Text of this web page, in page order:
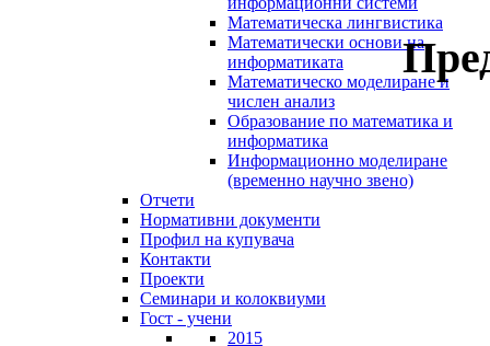
Математическа лингвистика
Математически основи на
информатиката
Математическо моделиране и
числен анализ
Образование по математика и
информатика
Информационно моделиране
(временно научно звено)
Отчети
Нормативни документи
Профил на купувача
Контакти
Проекти
Семинари и колоквиуми
Гост - учени
2015